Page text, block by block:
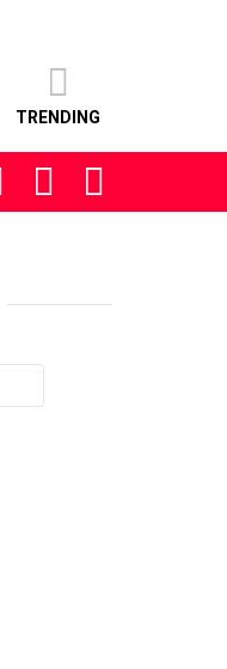
TRENDING
FOLLOW SEARCH